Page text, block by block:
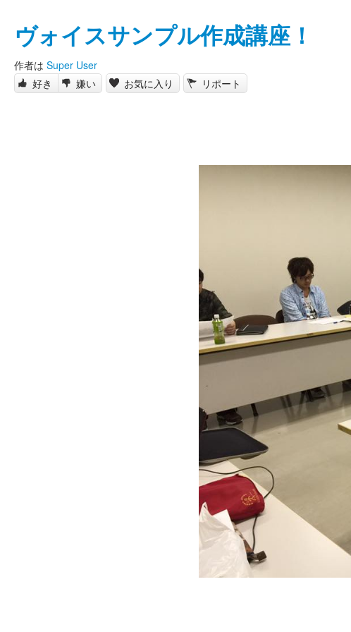
ヴォイスサンプル作成講座！
作者は Super User
好き
嫌い お気に入り リポート